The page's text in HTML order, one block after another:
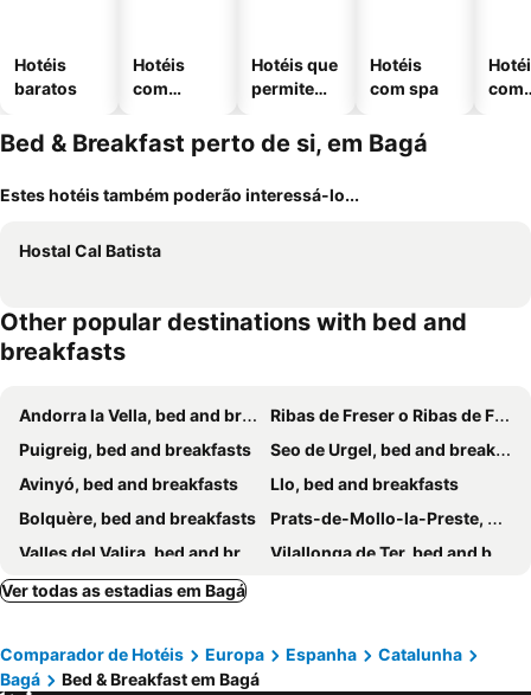
Hotéis
baratos
Hotéis
com
Hotéis que
permitem
Hotéis
com spa
com
Bed & Breakfast perto de si, em Bagá
Estes hotéis também poderão interessá-lo...
Hostal Cal Batista
Other popular destinations with bed and
breakfasts
Andorra la Vella, bed and breakfasts
Ribas de Freser o Ribas de Fresser, bed and breakfasts
Puigreig, bed and breakfasts
Seo de Urgel, bed and breakfasts
Avinyó, bed and breakfasts
Llo, bed and breakfasts
Bolquère, bed and breakfasts
Prats-de-Mollo-la-Preste, bed and breakfasts
Valles del Valira, bed and breakfasts
Vilallonga de Ter, bed and breakfasts
Llivia, bed and breakfasts
Vich, bed and breakfasts
Ur, bed and breakfasts
Planès, bed and breakfasts
Gombreny, bed and breakfasts
Ver todas as estadias em Bagá
Comparador de Hotéis Europa Espanha
Catalunha
Bagá
Bed & Breakfast em Bagá